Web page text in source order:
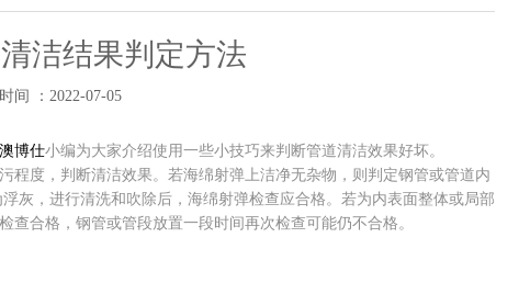
洁结果判定方法
时间 ：2022-07-05
澳博仕小编为大家介绍使用一些小技巧来判断管道清洁效果好坏。
程度，判断清洁效果。若海绵射弹上洁净无杂物，则判定钢管或管道内
灰，进行清洗和吹除后，海绵射弹检查应合格。若为内表面整体或局部
合格，钢管或管段放置一段时间再次检查可能仍不合格。